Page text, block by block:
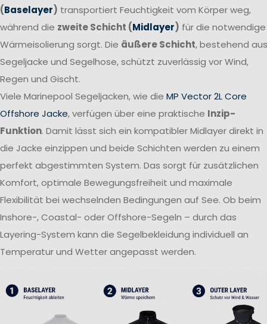
(Baselayer) transportiert Feuchtigkeit vom Körper weg,
während die zweite Schicht (Midlayer) für die notwendige
Wärmeisolierung sorgt. Die äußere Schicht, bestehend aus
Segeljacke und Segelhose, schützt zuverlässig vor Wind,
Regen und Gischt.
Viele Marinepool Segeljacken, wie die MP Vector 2L Core
Offshore Jacke, verfügen über eine praktische Inzip-
Funktion. Damit lässt sich ein kompatibler Midlayer direkt in
die Jacke einzippen und beide Schichten werden zu einem
perfekt abgestimmten System. Das sorgt für zusätzlichen
Komfort, optimale Bewegungsfreiheit und maximale
Flexibilität bei wechselnden Bedingungen auf See. Ob beim
Inshore-, Coastal- oder Offshore-Segeln – durch das
Layering-System kann die Segelbekleidung individuell an
Temperatur und Wetter angepasst werden.